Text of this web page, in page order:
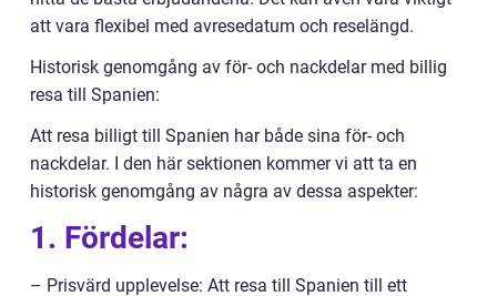
att vara flexibel med avresedatum och reselängd.
Historisk genomgång av för- och nackdelar med billig
resa till Spanien:
Att resa billigt till Spanien har både sina för- och
nackdelar. I den här sektionen kommer vi att ta en
historisk genomgång av några av dessa aspekter:
1. Fördelar:
– Prisvärd upplevelse: Att resa till Spanien till ett